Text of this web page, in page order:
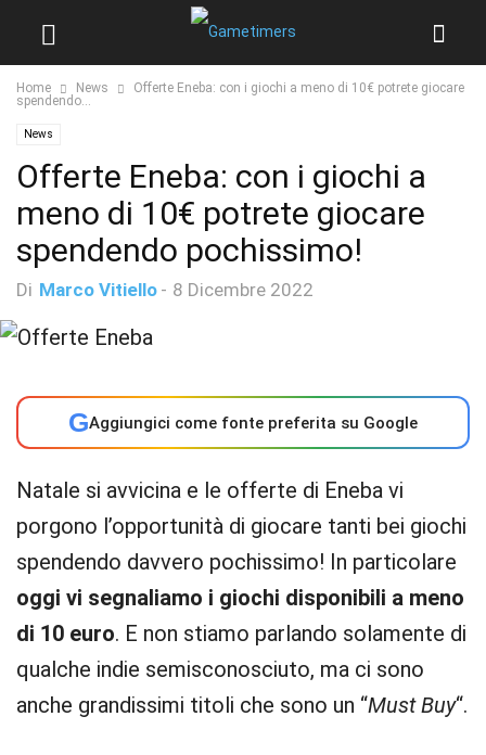
Home News
Offerte Eneba: con i giochi a meno di 10€ potrete giocare
spendendo...
News
Offerte Eneba: con i giochi a
meno di 10€ potrete giocare
spendendo pochissimo!
Di Marco Vitiello - 8 Dicembre 2022
GAggiungici come fonte preferita su Google
Natale si avvicina e le offerte di Eneba vi
porgono l’opportunità di giocare tanti bei giochi
spendendo davvero pochissimo! In particolare
oggi vi segnaliamo i giochi disponibili a meno
di 10 euro. E non stiamo parlando solamente di
qualche indie semisconosciuto, ma ci sono
anche grandissimi titoli che sono un “Must Buy“.